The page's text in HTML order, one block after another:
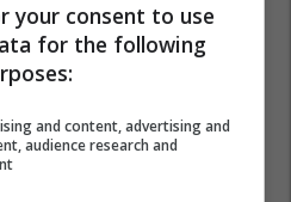
your consent to use
for the following
and content, advertising and
audience research and